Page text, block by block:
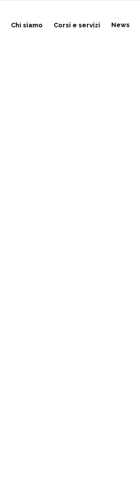
Chi siamo Corsi e servizi News